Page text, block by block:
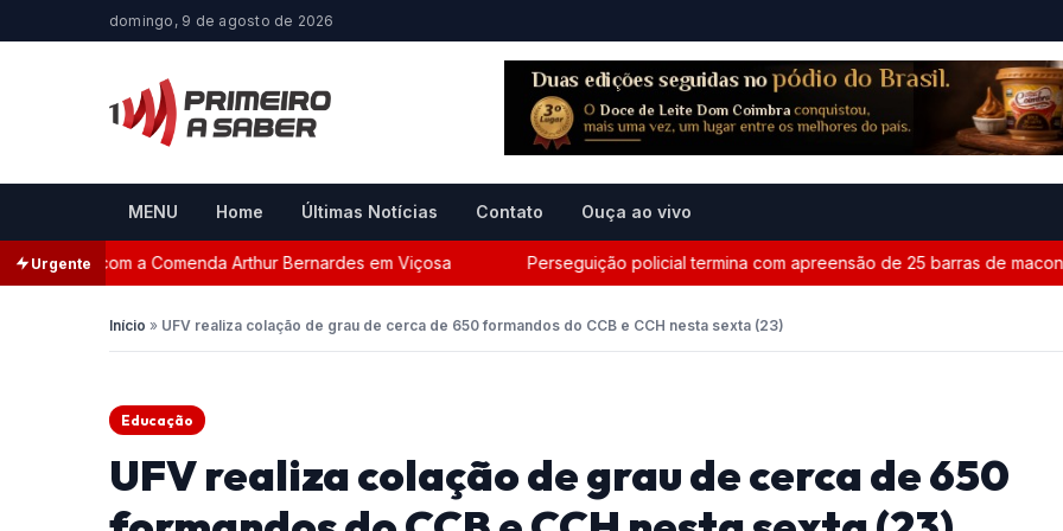
domingo, 9 de agosto de 2026
MENU Home Últimas Notícias Contato Ouça ao vivo
Urgente
com a Comenda Arthur Bernardes em Viçosa Perseguição policial termina com apreensão de 25 barras de maconha
Início » UFV realiza colação de grau de cerca de 650 formandos do CCB e CCH nesta sexta (23)
Educação
UFV realiza colação de grau de cerca de 650